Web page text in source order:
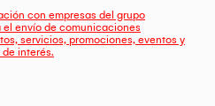
con empresas del grupo
el envío de comunicaciones
servicios, promociones, eventos y
interés.